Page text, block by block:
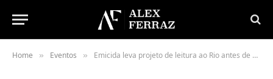
Home » Eventos » Emicida leva projeto de leitura ao Rio antes de show no Vivo Rio em maio